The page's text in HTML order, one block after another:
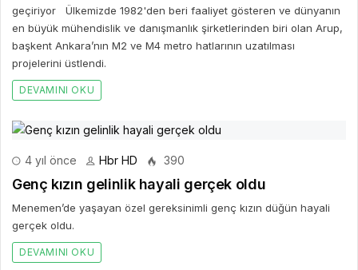
geçiriyor Ülkemizde 1982'den beri faaliyet gösteren ve dünyanın
en büyük mühendislik ve danışmanlık şirketlerinden biri olan Arup,
başkent Ankara’nın M2 ve M4 metro hatlarının uzatılması
projelerini üstlendi.
DEVAMINI OKU
4 yıl önce Hbr HD 390
Genç kızın gelinlik hayali gerçek oldu
Menemen’de yaşayan özel gereksinimli genç kızın düğün hayali
gerçek oldu.
DEVAMINI OKU